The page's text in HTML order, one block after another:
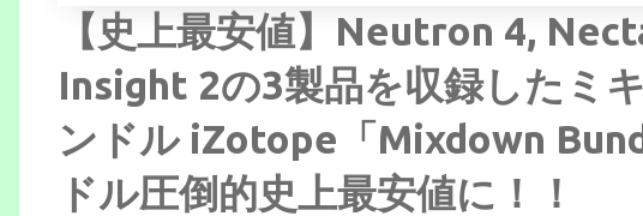
【史上最安値】Neutron 4,
Insight 2の3製品を収録したミ
ンドル iZotope「Mixdown
ドル圧倒的史上最安値に！！